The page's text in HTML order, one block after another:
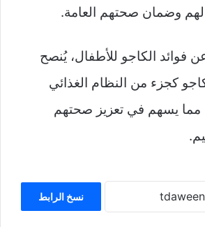
وضمان صحتهم العامة.
فوائد الكاجو للأطفال، يُنصح
كجزء من النظام الغذائي
مما يسهم في تعزيز صحتهم
نسخ الرابط